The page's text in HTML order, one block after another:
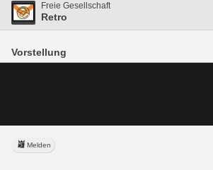
Freie Gesellschaft
Retro
Vorstellung
Melden